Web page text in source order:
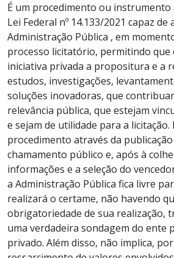
É um procedimento ou
Lei Federal nº 14.133/2021 capaz de
Administração Pública , em
processo licitatório, permitindo que
iniciativa privada a propositura e a
estudos, investigações,
soluções inovadoras, que
relevância pública, que estejam
e sejam de utilidade para a licitação.
procedimento através da
chamamento público e, após à
informações e a seleção do
a Administração Pública fica livre
realizará o certame, não havendo
obrigatoriedade de sua realização,
uma verdadeira sondagem do ente
privado. Além disso, não implica,